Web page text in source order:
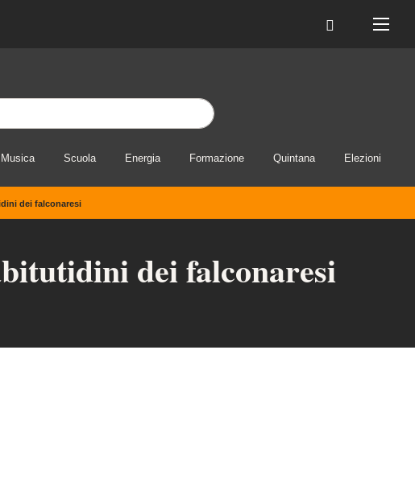
Musica Scuola Energia Formazione Quintana Elezioni
dei falconaresi
dei falconaresi